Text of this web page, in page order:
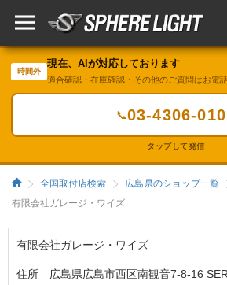
時間外
現在、AIが対応しております
適合確認・在庫確認・その他のご質問はお電
📞03-4306-
タップして発信
全国取付店検索
広島県のショップ一覧
有限会社ガレージ・ワイズ
有限会社ガレージ・ワイズ
住所 広島県広島市西区南観音7-8-16